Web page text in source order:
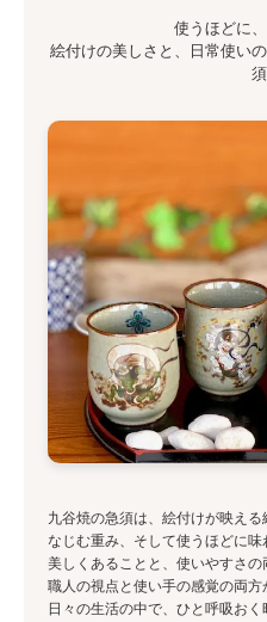
使うほどに
絵付けの美しさと、日常使い
須
九谷焼の急須は、絵付けが映え
なじむ重み、そして使うほどに味
美しくあることと、使いやすさ
職人の視点と使い手の感覚の両方
日々の生活の中で、ひと呼吸おく